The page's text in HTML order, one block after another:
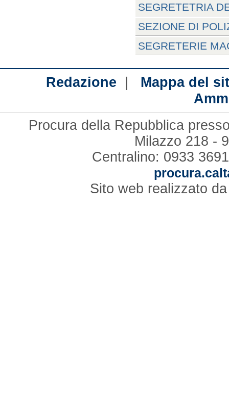
SEGRETETRIA
SEZIONE DI
SEGRETERIE
Redazione
Mappa del
Procura della Repubblica
Milazzo 218 -
Centralino: 0933
Sito web realizzato